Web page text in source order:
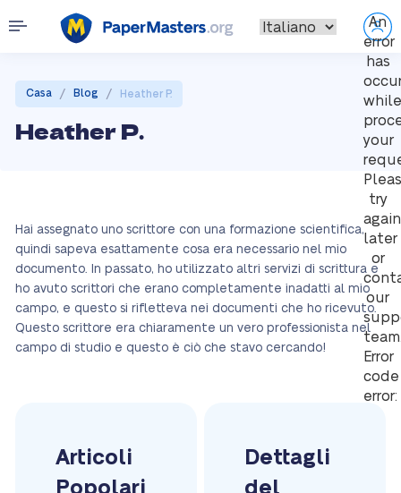
An
error
has
while
your
try
again
later
or
our
Error
code
error:
Casa / Blog / Heather P.
Heather P.
Hai assegnato uno scrittore con una formazione scientifica,
quindi sapeva esattamente cosa era necessario nel mio
documento. In passato, ho utilizzato altri servizi di scrittura e
ho avuto scrittori che erano completamente inadatti al mio
campo, e questo si rifletteva nei documenti che ho ricevuto.
Questo scrittore era chiaramente un vero professionista nel
campo di studio e questo è ciò che stavo cercando!
Articoli
Popolari
Dettagli
del